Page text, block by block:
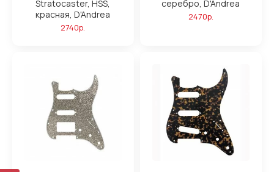
Stratocaster, HSS,
красная, D'Andrea
2740р.
серебро, D'Andrea
2470р.